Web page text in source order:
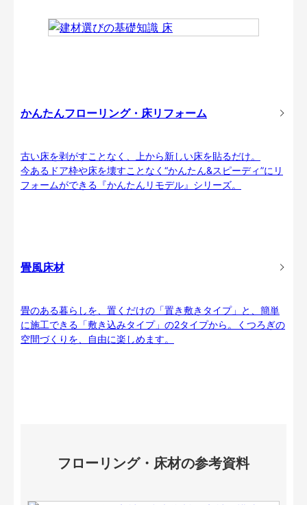
かんたんフローリング・床リフォーム
古い床を剥がすことなく、上から新しい床を貼るだけ。
今あるドア枠や床を壊すことなく“かんたん&スピーディ”にリ
フォームができる『かんたんリモデル』シリーズ。
畳風床材
畳のある暮らしを、置くだけの「置き敷きタイプ」と、簡単
に施工できる「敷き込みタイプ」の2タイプから。くつろぎの
空間づくりを、自由に楽しめます。
フローリング・床材の参考資料